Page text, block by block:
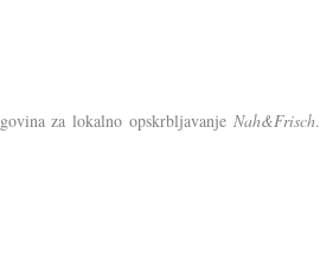
za lokalno opskrbljavanje Nah&Frisch.